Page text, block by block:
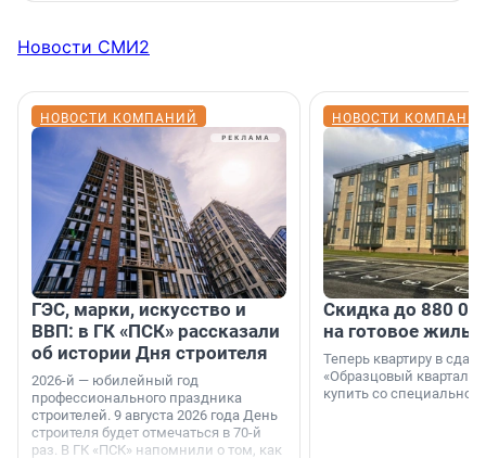
Новости СМИ2
НОВОСТИ КОМПАНИЙ
ГЭС, марки, искусство и
ВВП: в ГК «ПСК» рассказали
об истории Дня строителя
2026-й — юбилейный год
профессионального праздника
строителей. 9 августа 2026 года День
строителя будет отмечаться в 70-й
раз. В ГК «ПСК» напомнили о том, как
НОВОСТИ
Скидка до 880
на готовое
Теперь квартиру в
«Образцовый квартал
купить со специальной